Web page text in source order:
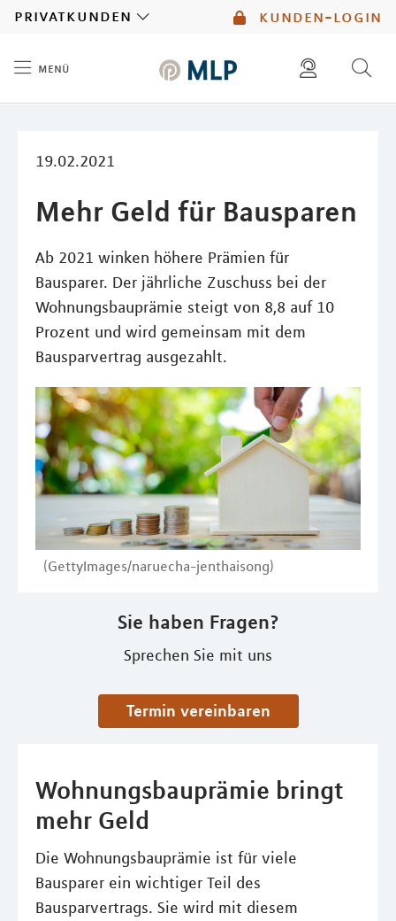
kunden-login
privatkunden
menü
19.02.2021
Mehr Geld für Bausparen
Ab 2021 winken höhere Prämien für
Bausparer. Der jährliche Zuschuss bei der
Wohnungsbauprämie steigt von 8,8 auf 10
Prozent und wird gemeinsam mit dem
Bausparvertrag ausgezahlt.
(GettyImages/naruecha-jenthaisong)
Sie haben Fragen?
Sprechen Sie mit uns
Termin vereinbaren
Wohnungsbauprämie bringt
mehr Geld
Die Wohnungsbauprämie ist für viele
Bausparer ein wichtiger Teil des
Bausparvertrags. Sie wird mit diesem